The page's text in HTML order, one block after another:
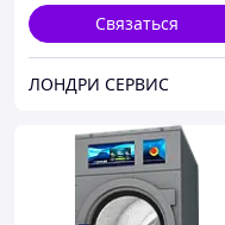
Связаться
ЛОНДРИ СЕРВИС